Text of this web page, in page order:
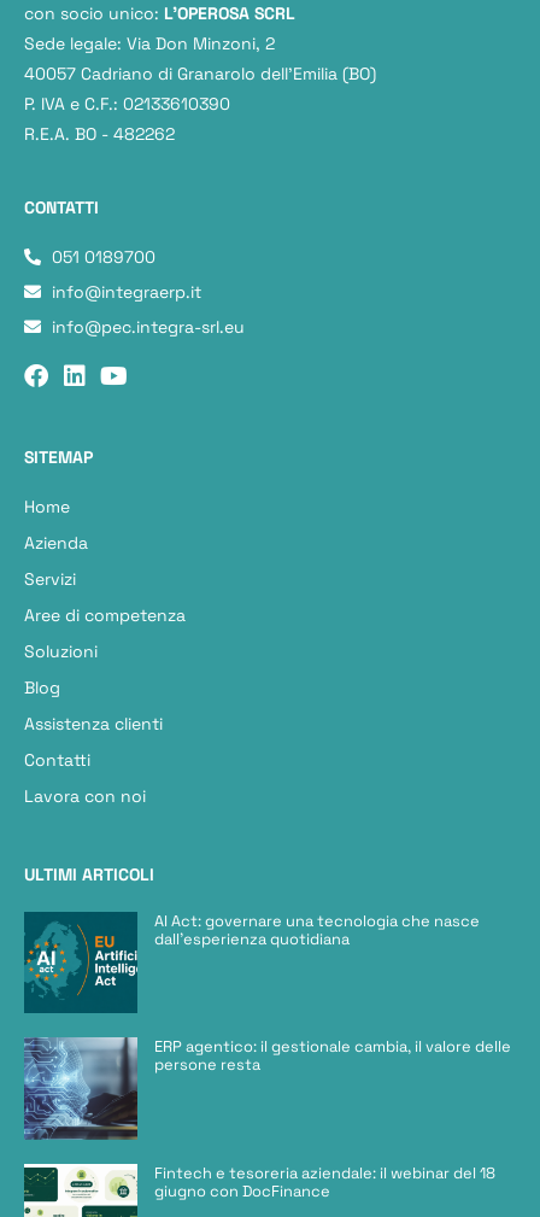
con socio unico: L'OPEROSA SCRL
Sede legale: Via Don Minzoni, 2
40057 Cadriano di Granarolo dell’Emilia (BO)
P. IVA e C.F.: 02133610390
R.E.A. BO - 482262
CONTATTI
051 0189700
info@integraerp.it
info@pec.integra-srl.eu
SITEMAP
Home
Azienda
Servizi
Aree di competenza
Soluzioni
Blog
Assistenza clienti
Contatti
Lavora con noi
ULTIMI ARTICOLI
AI Act: governare una tecnologia che nasce
dall’esperienza quotidiana
ERP agentico: il gestionale cambia, il valore delle
persone resta
Fintech e tesoreria aziendale: il webinar del 18
giugno con DocFinance